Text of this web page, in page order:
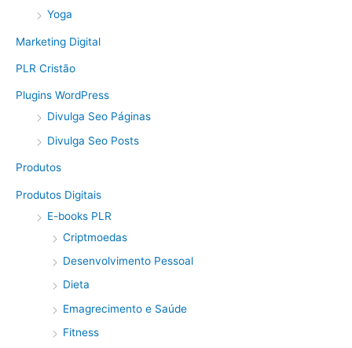
Yoga
Marketing Digital
PLR Cristão
Plugins WordPress
Divulga Seo Páginas
Divulga Seo Posts
Produtos
Produtos Digitais
E-books PLR
Criptmoedas
Desenvolvimento Pessoal
Dieta
Emagrecimento e Saúde
Fitness